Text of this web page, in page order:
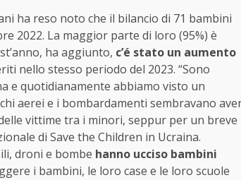
ha reso noto che il bilancio di 71 bambini
2022. La maggior parte di loro (95%) è
ha aggiunto, c’é stato un aumento
nello stesso periodo del 2023. “Sono
e quotidianamente abbiamo visto un
aerei e i bombardamenti sembravano
vittime tra i minori, seppur per un breve
di Save the Children in Ucraina.
droni e bombe hanno ucciso bambini
i bambini, le loro case e le loro scuole